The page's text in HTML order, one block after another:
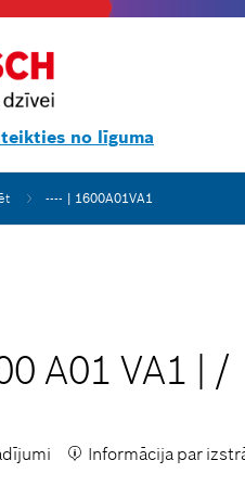
no līguma
---- | 1600A01VA1
A01 VA1 | /
Informācija par